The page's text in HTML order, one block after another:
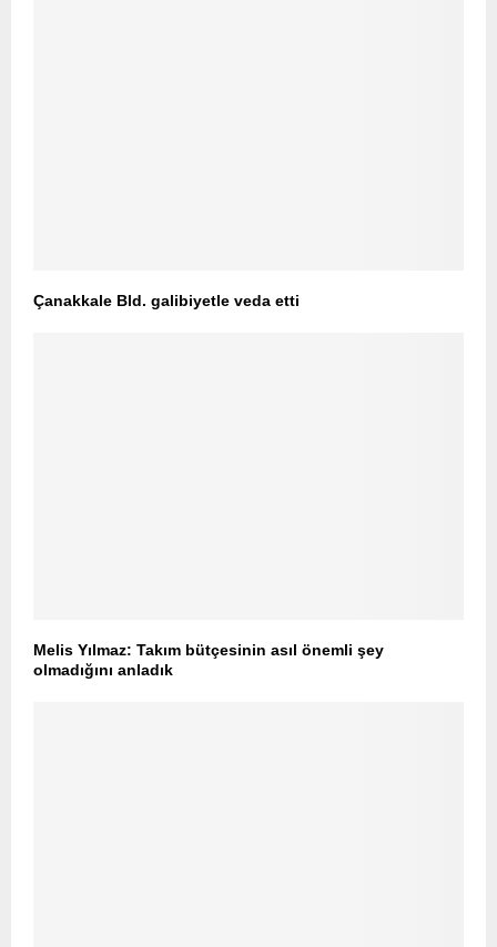
Çanakkale Bld. galibiyetle veda etti
Melis Yılmaz: Takım bütçesinin asıl önemli şey
olmadığını anladık